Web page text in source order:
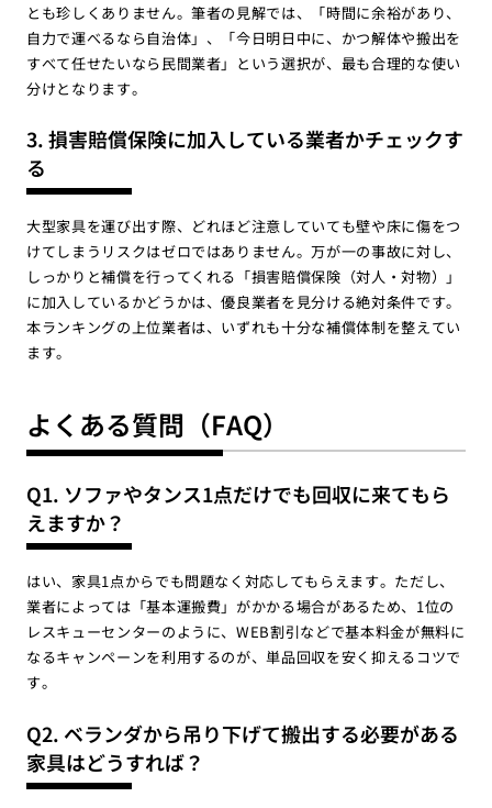
とも珍しくありません。筆者の見解では、「時間に余裕があり、
自力で運べるなら自治体」、「今日明日中に、かつ解体や搬出を
すべて任せたいなら民間業者」という選択が、最も合理的な使い
分けとなります。
3. 損害賠償保険に加入している業者かチェックす
る
大型家具を運び出す際、どれほど注意していても壁や床に傷をつ
けてしまうリスクはゼロではありません。万が一の事故に対し、
しっかりと補償を行ってくれる「損害賠償保険（対人・対物）」
に加入しているかどうかは、優良業者を見分ける絶対条件です。
本ランキングの上位業者は、いずれも十分な補償体制を整えてい
ます。
よくある質問（FAQ）
Q1. ソファやタンス1点だけでも回収に来てもら
えますか？
はい、家具1点からでも問題なく対応してもらえます。ただし、
業者によっては「基本運搬費」がかかる場合があるため、1位の
レスキューセンターのように、WEB割引などで基本料金が無料に
なるキャンペーンを利用するのが、単品回収を安く抑えるコツで
す。
Q2. ベランダから吊り下げて搬出する必要がある
家具はどうすれば？